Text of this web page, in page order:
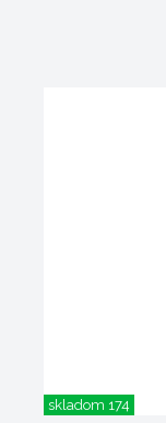
skladom 174